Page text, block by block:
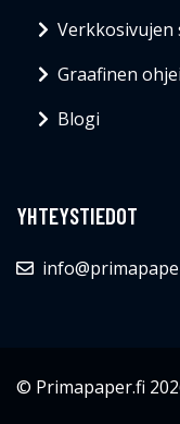
Graafinen
Blogi
YHTEYSTIEDOT
© Primapaper.fi